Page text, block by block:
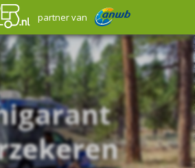
partner van